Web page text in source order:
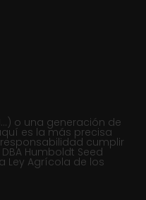
o una generación de
es la más precisa
cumplir
Humboldt Seed
Ley Agrícola de los